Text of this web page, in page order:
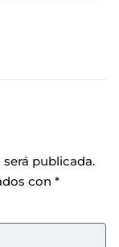
publicada.
con *